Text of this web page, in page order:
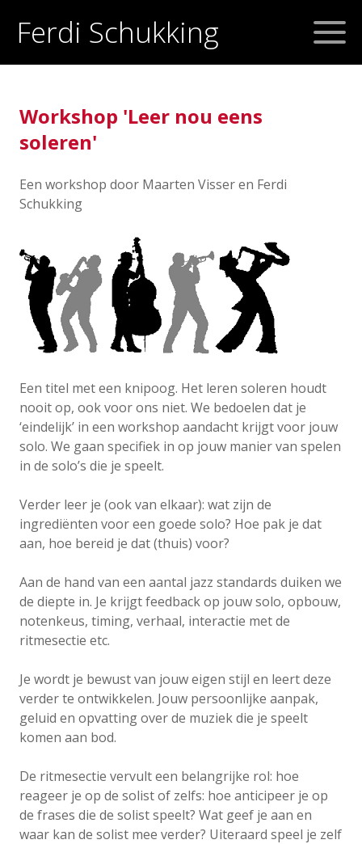
Ferdi Schukking
Workshop 'Leer nou eens
soleren'
Een workshop door Maarten Visser en Ferdi
Schukking
Een titel met een knipoog. Het leren soleren houdt
nooit op, ook voor ons niet. We bedoelen dat je
‘eindelijk’ in een workshop aandacht krijgt voor jouw
solo. We gaan specifiek in op jouw manier van spelen
in de solo’s die je speelt.
Verder leer je (ook van elkaar): wat zijn de
ingrediënten voor een goede solo? Hoe pak je dat
aan, hoe bereid je dat (thuis) voor?
Aan de hand van een aantal jazz standards duiken we
de diepte in. Je krijgt feedback op jouw solo, opbouw,
notenkeus, timing, verhaal, interactie met de
ritmesectie etc.
Je wordt je bewust van jouw eigen stijl en leert deze
verder te ontwikkelen. Jouw persoonlijke aanpak,
geluid en opvatting over de muziek die je speelt
komen aan bod.
De ritmesectie vervult een belangrijke rol: hoe
reageer je op de solist of zelfs: hoe anticipeer je op
de frases die de solist speelt? Wat geef je aan en
waar kan de solist mee verder? Uiteraard speel je zelf